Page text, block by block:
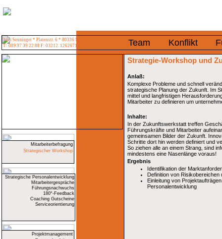
Tom Senninger * Platenstr. 6 * 80336 München
T: 089.97 39 22 88 F: 03212. 1262671
Team Konflikt
Strategie-Workshop und
Anlaß:
Komplexe Probleme und schnell
strategische Planung der Zukunft. Im
mittel und langfristigen
Mitarbeiter zu definieren um
Inhalte:
In der Zukunftswerkstatt treffen
Führungskräfte und Mitarbeiter
gemeinsamen Bilder der Zukunft.
Schritte dort hin werden definiert und
So ziehen alle an einem Strang, sind
mindestens eine Nasenlänge voraus!
Ergebnis
Identifikation der
Definition von
Einleitung von
Personalentwicklung
Mitarbeiterbefragung
Strategischer Workshop
Strategische Personalentwicklung
Mitarbeitergespräche
Führungsnachwuchs
180°-Feedback
Coaching Gutscheine
Serviceorientierung
Projektmanagement